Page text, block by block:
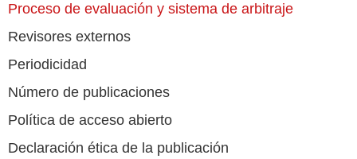
Proceso de evaluación y sistema de arbitraje
Revisores externos
Periodicidad
Número de publicaciones
Política de acceso abierto
Declaración ética de la publicación